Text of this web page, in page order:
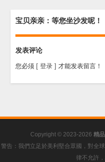
宝贝亲亲：等您坐沙发呢！
发表评论
您必须 [ 登录 ] 才能发表留言！
Copyright © 2023-2026 精
警告：我們立足於美利堅合眾國，對全
律不允許